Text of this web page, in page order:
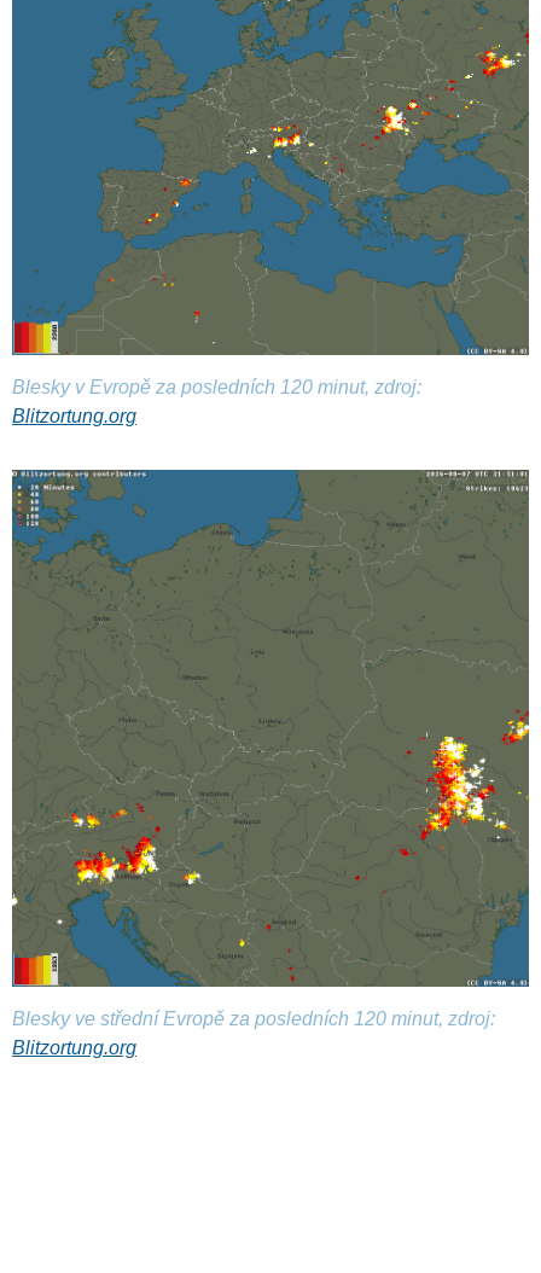
Blesky v Evropě za posledních 120 minut, zdroj:
Blitzortung.org
Blesky ve střední Evropě za posledních 120 minut, zdroj:
Blitzortung.org